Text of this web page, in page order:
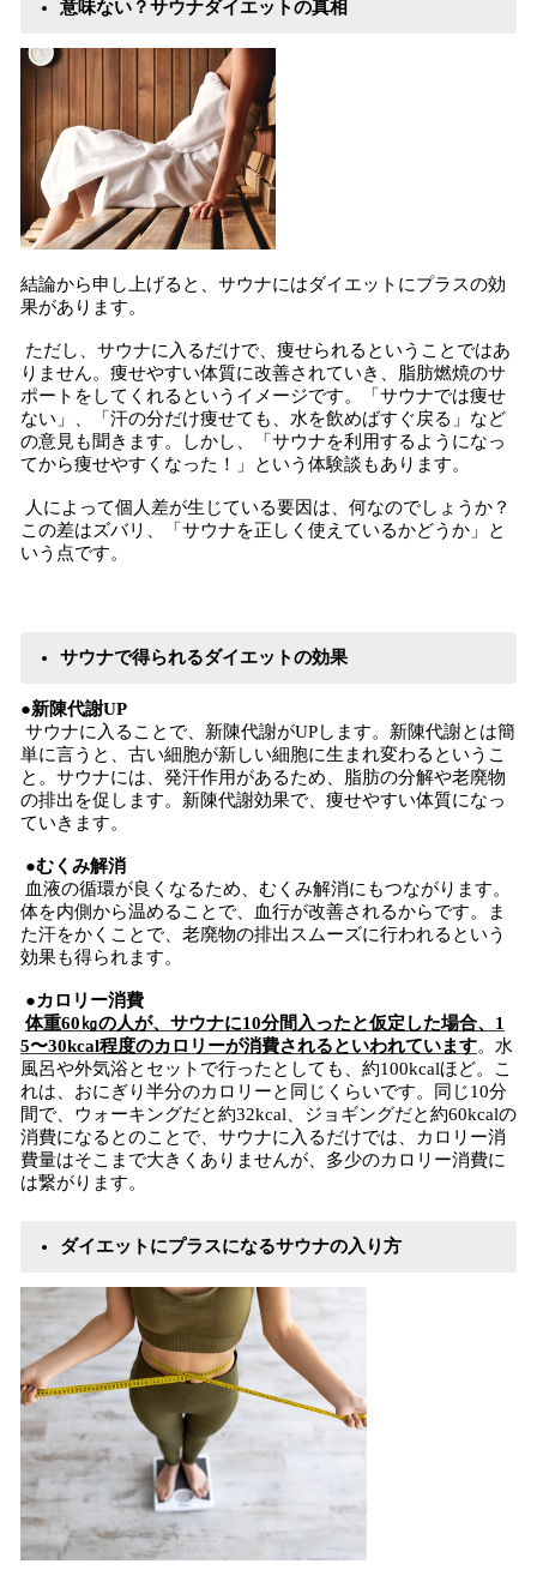
意味ない？サウナダイエットの真相
結論から申し上げると、サウナにはダイエットにプラスの効
果があります。
ただし、サウナに入るだけで、痩せられるということではあ
りません。痩せやすい体質に改善されていき、脂肪燃焼のサ
ポートをしてくれるというイメージです。「サウナでは痩せ
ない」、「汗の分だけ痩せても、水を飲めばすぐ戻る」など
の意見も聞きます。しかし、「サウナを利用するようになっ
てから痩せやすくなった！」という体験談もあります。
人によって個人差が生じている要因は、何なのでしょうか？
この差はズバリ、「サウナを正しく使えているかどうか」と
いう点です。
サウナで得られるダイエットの効果
●新陳代謝UP
サウナに入ることで、新陳代謝がUPします。新陳代謝とは簡
単に言うと、古い細胞が新しい細胞に生まれ変わるというこ
と。サウナには、発汗作用があるため、脂肪の分解や老廃物
の排出を促します。新陳代謝効果で、痩せやすい体質になっ
ていきます。
●むくみ解消
血液の循環が良くなるため、むくみ解消にもつながります。
体を内側から温めることで、血行が改善されるからです。ま
た汗をかくことで、老廃物の排出スムーズに行われるという
効果も得られます。
●カロリー消費
体重60㎏の人が、サウナに10分間入ったと仮定した場合、1
5〜30kcal程度のカロリーが消費されるといわれています。水
風呂や外気浴とセットで行ったとしても、約100kcalほど。こ
れは、おにぎり半分のカロリーと同じくらいです。同じ10分
間で、ウォーキングだと約32kcal、ジョギングだと約60kcalの
消費になるとのことで、サウナに入るだけでは、カロリー消
費量はそこまで大きくありませんが、多少のカロリー消費に
は繋がります。
ダイエットにプラスになるサウナの入り方